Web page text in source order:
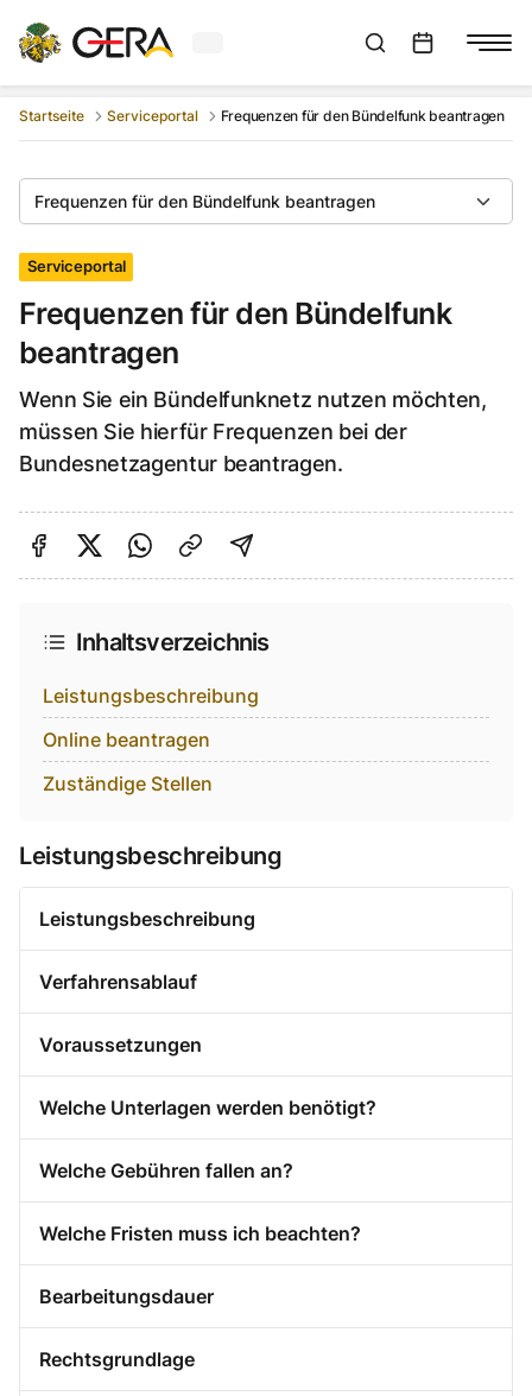
Aktuelles Wetter in GeraSuchleiste anzeigen
Startseite Serviceportal Frequenzen für den Bündelfunk beantragen
Frequenzen für den Bündelfunk beantragen
Serviceportal
Frequenzen für den Bündelfunk
beantragen
Wenn Sie ein Bündelfunknetz nutzen möchten,
müssen Sie hierfür Frequenzen bei der
Bundesnetzagentur beantragen.
Auf Facebook teilen
Auf Twitter teilen
Per Link teilen
shareViaEmail
Inhaltsverzeichnis
Leistungsbeschreibung
Online beantragen
Zuständige Stellen
Leistungsbeschreibung
Leistungsbeschreibung
Verfahrensablauf
Voraussetzungen
Welche Unterlagen werden benötigt?
Welche Gebühren fallen an?
Welche Fristen muss ich beachten?
Bearbeitungsdauer
Rechtsgrundlage